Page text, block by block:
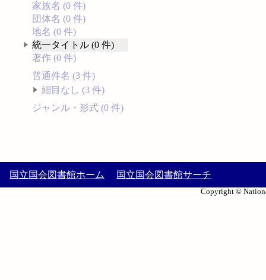
家族名 (0 件)
団体名 (0 件)
地名 (0 件)
統一タイトル (0 件)
著作 (0 件)
普通件名 (3 件)
細目なし (3 件)
ジャンル・形式 (0 件)
国立国会図書館ホーム 国立国会図書館サーチ
Copyright ©